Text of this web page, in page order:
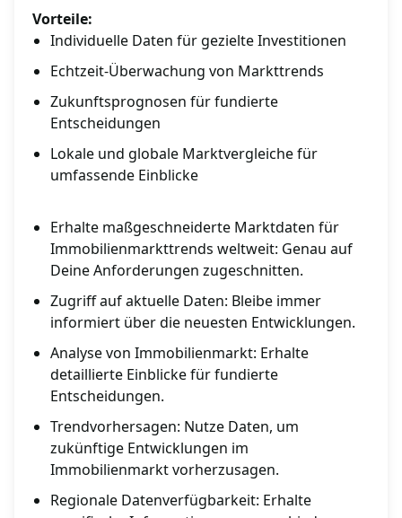
Vorteile:
Individuelle Daten für gezielte Investitionen
Echtzeit-Überwachung von Markttrends
Zukunftsprognosen für fundierte
Entscheidungen
Lokale und globale Marktvergleiche für
umfassende Einblicke
Erhalte maßgeschneiderte Marktdaten für
Immobilienmarkttrends weltweit: Genau auf
Deine Anforderungen zugeschnitten.
Zugriff auf aktuelle Daten: Bleibe immer
informiert über die neuesten Entwicklungen.
Analyse von Immobilienmarkt: Erhalte
detaillierte Einblicke für fundierte
Entscheidungen.
Trendvorhersagen: Nutze Daten, um
zukünftige Entwicklungen im
Immobilienmarkt vorherzusagen.
Regionale Datenverfügbarkeit: Erhalte